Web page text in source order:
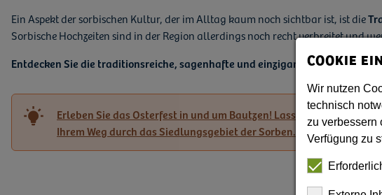
Ein Aspekt der sorbischen Kultur, der im Alltag kaum noch sichtbar ist, ist die
Sorbische Hochzeiten sind in der Region allerdings noch recht verbreitet und
Entdecken Sie die traditionsreiche, sagenhafte und einzigartige Welt der
Erleben Sie das Osterfest in und um Bautzen! Lassen Sie sich
Ihrem Weg durch das Siedlungsgebiet der Sorben.
COOKIE
Wir nutzen
technisch
zu verbessern
Verfügung zu